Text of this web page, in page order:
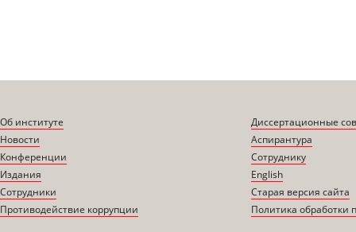
Об институте
Новости
Конференции
Издания
Сотрудники
Противодействие коррупции
Диссертационные
Аспирантура
Сотруднику
English
Старая версия сайта
Политика обработки